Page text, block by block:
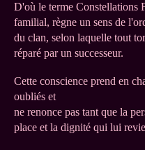
D'où le terme Constellations
familial, règne un sens de
du clan, selon laquelle tout
réparé par un successeur.
Cette conscience prend en
oubliés et
ne renonce pas tant que la
place et la dignité qui lui